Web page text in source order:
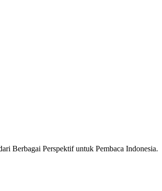
Berbagai Perspektif untuk Pembaca Indonesia.